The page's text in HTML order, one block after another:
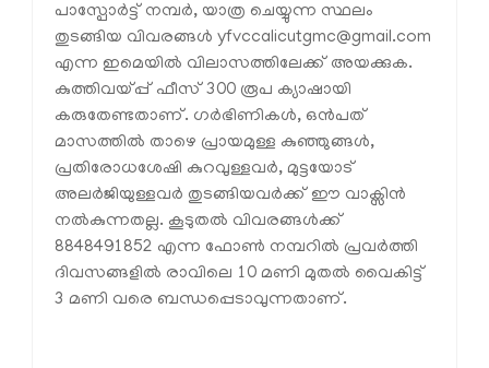
പാസ്പോർട്ട് നമ്പർ, യാത്ര ചെയ്യുന്ന സ്ഥലം
തുടങ്ങിയ വിവരങ്ങൾ yfvccalicutgmc@gmail.com
എന്ന ഇമെയിൽ വിലാസത്തിലേക്ക് അയക്കുക.
കുത്തിവയ്പ്പ് ഫീസ് 300 രൂപ ക്യാഷായി
കരുതേണ്ടതാണ്. ഗർഭിണികൾ, ഒൻപത്
മാസത്തിൽ താഴെ പ്രായമുള്ള കുഞ്ഞുങ്ങൾ,
പ്രതിരോധശേഷി കുറവുള്ളവർ, മുട്ടയോട്
അലർജിയുള്ളവർ തുടങ്ങിയവർക്ക് ഈ വാക്സിൻ
നൽകുന്നതല്ല. കൂടുതൽ വിവരങ്ങൾക്ക്
8848491852 എന്ന ഫോൺ നമ്പറിൽ പ്രവർത്തി
ദിവസങ്ങളിൽ രാവിലെ 10 മണി മുതൽ വൈകിട്ട്
3 മണി വരെ ബന്ധപ്പെടാവുന്നതാണ്.